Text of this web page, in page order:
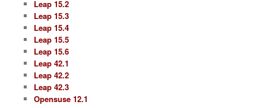
Leap 15.2
Leap 15.3
Leap 15.4
Leap 15.5
Leap 15.6
Leap 42.1
Leap 42.2
Leap 42.3
Opensuse 12.1